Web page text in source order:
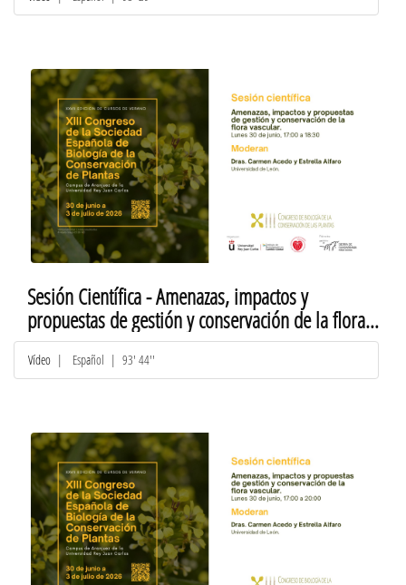
Sesión Científica - Amenazas, impactos y
propuestas de gestión y conservación de la flora
vascular
Vídeo | Español | 93' 44''